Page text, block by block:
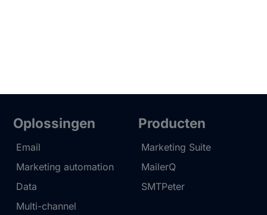
Oplossingen
Email
Marketing automation
Data
Multi-channel
Producten
Marketing Suite
MailerQ
SMTPeter